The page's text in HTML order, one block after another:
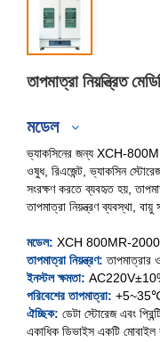
তাপমাত্রা নিয়ন্ত্রিত
মডেল
XCH-800MR
XCH-1000MR
XCH-2000MR
ভ্যাকসিনের জন্য XCH-800MR
ওষুধ, রিএজেন্ট, ভ্যাকসিন
সংরক্ষণ করতে ব্যবহৃত হয়,
তাপমাত্রা নিয়ন্ত্রণ ব্যবস্থা, বায়ু
মডেল: XCH 800MR-
তাপমাত্রা নিয়ন্ত্রণ:
ইনস্টল ক্ষমতা:
পরিবেশের তাপমাত্রা:
ঐচ্ছিক: ডেটা স্টোরেজ এবং
একাধিক ডিভাইস একটি মোবাইল